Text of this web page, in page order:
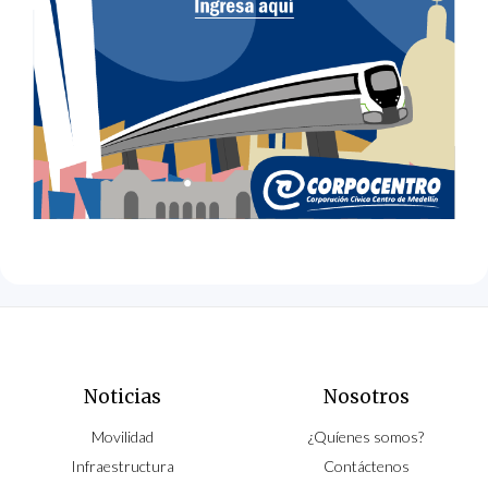
Noticias
Movilidad
Infraestructura
Nosotros
¿Quíenes somos?
Contáctenos